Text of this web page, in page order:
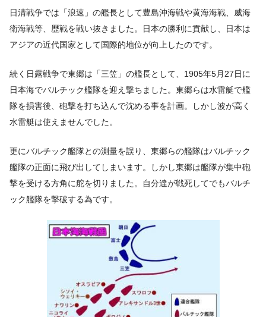
日清戦争では「浪速」の艦長として豊島沖海戦や黄海海戦、威海
衛海戦等、歴戦を戦い抜きました。日本の勝利に貢献し、日本は
アジアの近代国家として国際的地位が向上したのです。
続く日露戦争で東郷は「三笠」の艦長として、1905年5月27日に
日本海でバルチック艦隊を迎え撃ちました。東郷らは水雷艇で艦
隊を損害後、砲撃を打ち込んで沈める事を計画。しかし波が高く
水雷艇は使えませんでした。
更にバルチック艦隊との測量を誤り、東郷らの艦隊はバルチック
艦隊の正面に飛び出してしまいます。しかし東郷は艦隊が集中砲
撃を受ける方角に舵を切りました。自分達が戦死してでもバルチ
ック艦隊を撃破する為です。